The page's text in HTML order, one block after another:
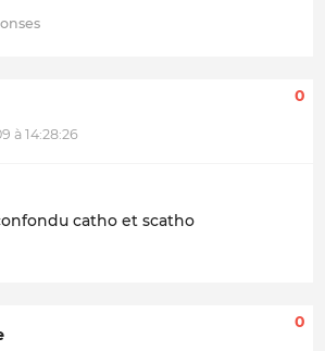
à 14:28:26
0
catho et scatho
0